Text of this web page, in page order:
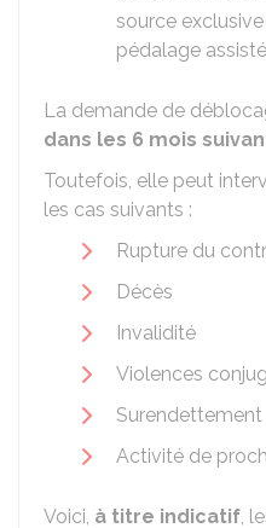
source
pédalage
La demande de
dans les 6 mois
Toutefois, elle peut
les cas suivants :
Rupture du
Décès
Invalidité
Violences
Surendettement
Activité de
Voici, à titre indicatif,